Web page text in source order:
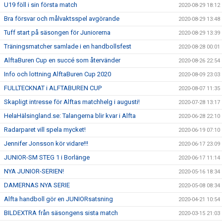
U19 föll i sin första match 2020-08-29 18:12
Bra försvar och målvaktsspel avgörande 2020-08-29 13:48
Tuff start på säsongen för Juniorerna 2020-08-29 13:39
Träningsmatcher samlade i en handbollsfest 2020-08-28 00:01
AlftaBuren Cup en succé som återvänder 2020-08-26 22:54
Info och lottning AlftaBuren Cup 2020 2020-08-09 23:03
FULLTECKNAT i ALFTABUREN CUP 2020-08-07 11:35
Skapligt intresse för Alftas matchhelg i augusti! 2020-07-28 13:17
HelaHälsingland.se: Talangerna blir kvar i Alfta 2020-06-28 22:10
Radarparet vill spela mycket! 2020-06-19 07:10
Jennifer Jonsson kör vidare!!! 2020-06-17 23:09
JUNIOR-SM STEG 1 i Borlänge 2020-06-17 11:14
NYA JUNIOR-SERIEN! 2020-05-16 18:34
DAMERNAS NYA SERIE 2020-05-08 08:34
Alfta handboll gör en JUNIORsatsning 2020-04-21 10:54
BILDEXTRA från säsongens sista match 2020-03-15 21:03